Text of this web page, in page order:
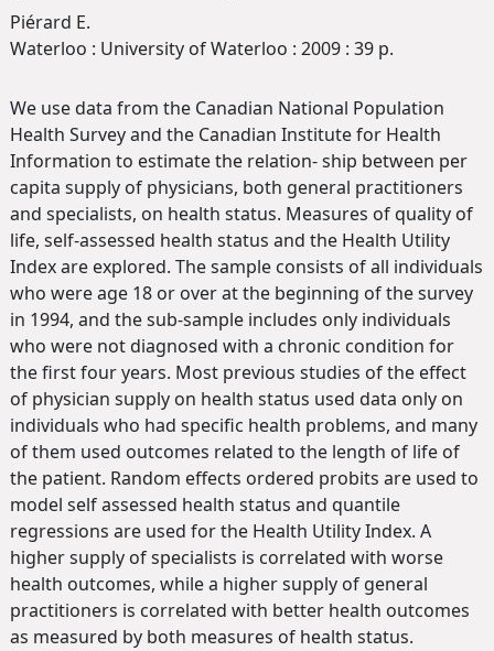
Piérard E.
Waterloo : University of Waterloo : 2009 : 39 p.
We use data from the Canadian National Population
Health Survey and the Canadian Institute for Health
Information to estimate the relation- ship between per
capita supply of physicians, both general practitioners
and specialists, on health status. Measures of quality of
life, self-assessed health status and the Health Utility
Index are explored. The sample consists of all individuals
who were age 18 or over at the beginning of the survey
in 1994, and the sub-sample includes only individuals
who were not diagnosed with a chronic condition for
the first four years. Most previous studies of the effect
of physician supply on health status used data only on
individuals who had specific health problems, and many
of them used outcomes related to the length of life of
the patient. Random effects ordered probits are used to
model self assessed health status and quantile
regressions are used for the Health Utility Index. A
higher supply of specialists is correlated with worse
health outcomes, while a higher supply of general
practitioners is correlated with better health outcomes
as measured by both measures of health status.